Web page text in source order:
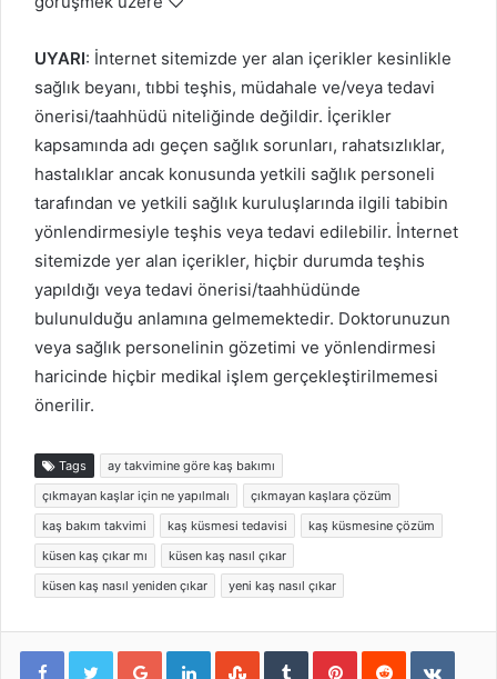
UYARI: İnternet sitemizde yer alan içerikler kesinlikle
sağlık beyanı, tıbbi teşhis, müdahale ve/veya tedavi
önerisi/taahhüdü niteliğinde değildir. İçerikler
kapsamında adı geçen sağlık sorunları, rahatsızlıklar,
hastalıklar ancak konusunda yetkili sağlık personeli
tarafından ve yetkili sağlık kuruluşlarında ilgili tabibin
yönlendirmesiyle teşhis veya tedavi edilebilir. İnternet
sitemizde yer alan içerikler, hiçbir durumda teşhis
yapıldığı veya tedavi önerisi/taahhüdünde
bulunulduğu anlamına gelmemektedir. Doktorunuzun
veya sağlık personelinin gözetimi ve yönlendirmesi
haricinde hiçbir medikal işlem gerçekleştirilmemesi
önerilir.
Tags
ay takvimine göre kaş bakımı
çıkmayan kaşlar için ne yapılmalı
çıkmayan kaşlara çözüm
kaş bakım takvimi
kaş küsmesi tedavisi
kaş küsmesine çözüm
küsen kaş çıkar mı
küsen kaş nasıl çıkar
küsen kaş nasıl yeniden çıkar
yeni kaş nasıl çıkar
Google+LinkedInStumbleUpon
TumblrPinterestReddit